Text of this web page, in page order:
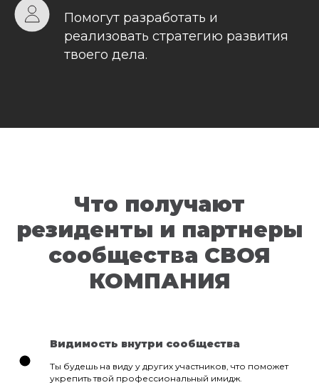
Помогут разработать и
реализовать стратегию развития
твоего дела.
Что получают
резиденты и партнеры
сообщества СВОЯ
КОМПАНИЯ
Видимость внутри сообщества
Ты будешь на виду у других участников, что поможет
укрепить твой профессиональный имидж.